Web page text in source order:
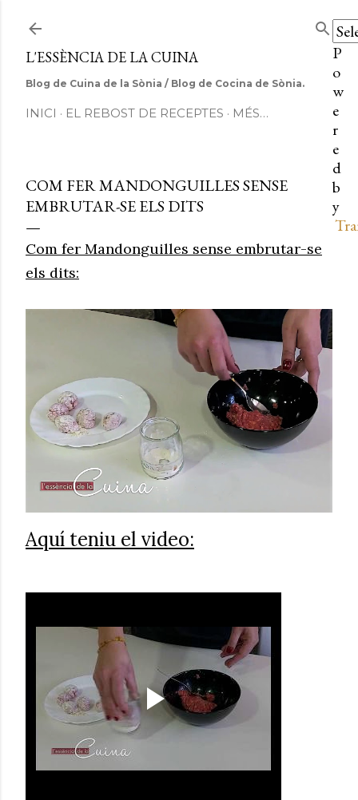
Salta al contingut principal
P
o
w
e
r
e
d
b
y
L'ESSÈNCIA DE LA CUINA
Blog de Cuina de la Sònia / Blog de Cocina de Sònia.
INICI EL REBOST DE RECEPTES MÉS…
COM FER MANDONGUILLES SENSE
EMBRUTAR-SE ELS DITS
Com fer Mandonguilles sense embrutar-se
els dits:
Aquí teniu el video: